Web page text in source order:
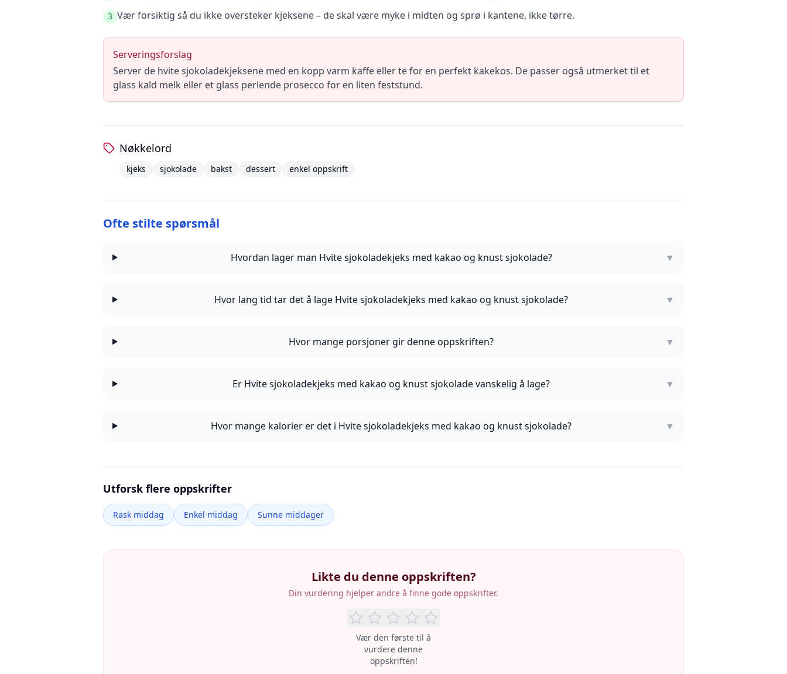
3 Vær forsiktig så du ikke oversteker kjeksene – de skal være myke i midten og sprø i kantene, ikke tørre.
Serveringsforslag
Server de hvite sjokoladekjeksene med en kopp varm kaffe eller te for en perfekt kakekos. De passer også utmerket til et
glass kald melk eller et glass perlende prosecco for en liten feststund.
Nøkkelord
kjeks sjokolade bakst dessert enkel oppskrift
Ofte stilte spørsmål
Hvordan lager man Hvite sjokoladekjeks med kakao og knust sjokolade? ▼
Hvor lang tid tar det å lage Hvite sjokoladekjeks med kakao og knust sjokolade? ▼
Hvor mange porsjoner gir denne oppskriften? ▼
Er Hvite sjokoladekjeks med kakao og knust sjokolade vanskelig å lage? ▼
Hvor mange kalorier er det i Hvite sjokoladekjeks med kakao og knust sjokolade? ▼
Utforsk flere oppskrifter
Rask middag Enkel middag Sunne middager
Likte du denne oppskriften?
Din vurdering hjelper andre å finne gode oppskrifter.
Vær den første til å
vurdere denne
oppskriften!